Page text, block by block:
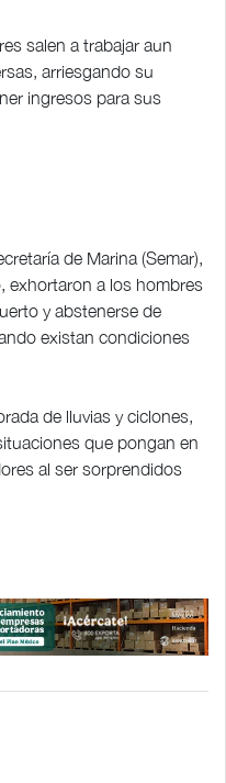
salen a trabajar aun
arriesgando su
ingresos para sus
de Marina (Semar),
exhortaron a los hombres
y abstenerse de
existan condiciones
de lluvias y ciclones,
que pongan en
al ser sorprendidos